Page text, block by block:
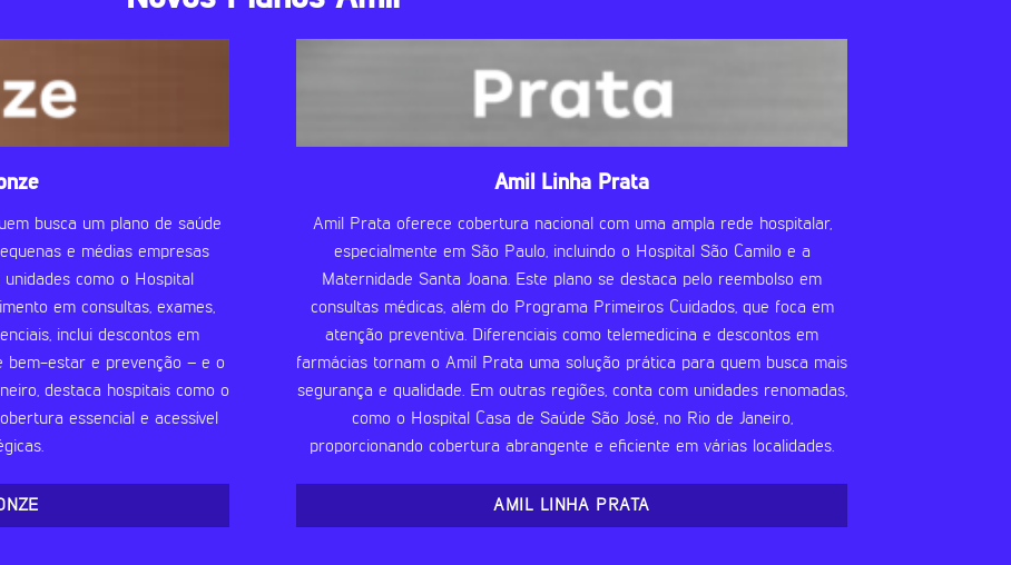
busca um plano de saúde
e médias empresas
como o Hospital
em consultas, exames,
inclui descontos em
bem-estar e prevenção – e o
destaca hospitais como o
essencial e acessível
Amil Linha Prata
Amil Prata oferece cobertura nacional com uma ampla rede hospitalar,
especialmente em São Paulo, incluindo o Hospital São Camilo e a
Maternidade Santa Joana. Este plano se destaca pelo reembolso em
consultas médicas, além do Programa Primeiros Cuidados, que foca em
atenção preventiva. Diferenciais como telemedicina e descontos em
farmácias tornam o Amil Prata uma solução prática para quem busca mais
segurança e qualidade. Em outras regiões, conta com unidades renomadas,
como o Hospital Casa de Saúde São José, no Rio de Janeiro,
proporcionando cobertura abrangente e eficiente em várias localidades.
AMIL LINHA PRATA